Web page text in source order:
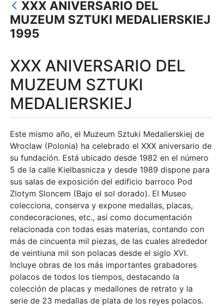
Mostrar/Ocultar
Mostrar/Ocultar
XXX ANIVERSARIO DEL
MUZEUM SZTUKI MEDALIERSKIEJ
1995
XXX ANIVERSARIO DEL
MUZEUM SZTUKI
MEDALIERSKIEJ
Este mismo año, el Muzeum Sztuki Medalierskiej de
Wroclaw (Polonia) ha celebrado el XXX aniversario de
su fundación. Está ubicado desde 1982 en el número
5 de la calle Kielbasnicza y desde 1989 dispone para
sus salas de exposición del edificio barroco Pod
Zlotym Sloncem (Bajo el sol dorado). El Museo
colecciona, conserva y expone medallas, placas,
condecoraciones, etc., así como documentación
relacionada con todas esas materias, contando con
más de cincuenta mil piezas, de las cuales alrededor
de veintiuna mil son polacas desde el siglo XVI.
Incluye obras de los más importantes grabadores
polacos de todos los tiempos, destacando la
colección de placas y medallones de retrato y la
serie de 23 medallas de plata de los reyes polacos.